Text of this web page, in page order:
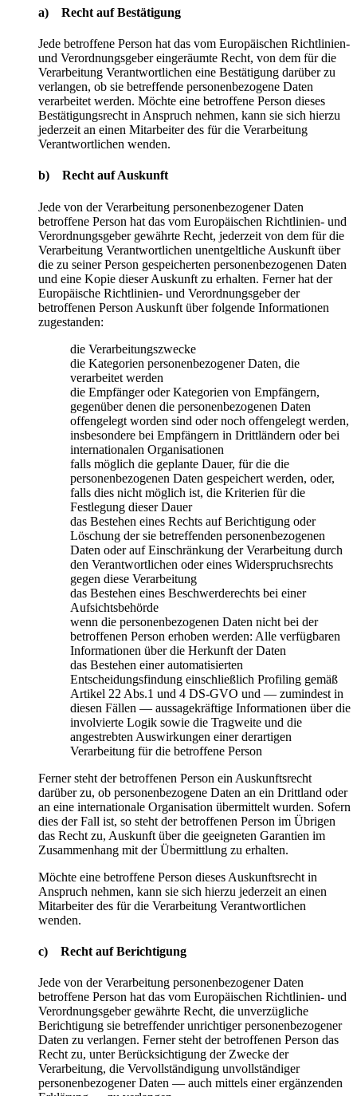
a) Recht auf Bestätigung
Jede betroffene Person hat das vom Europäischen Richtlinien-
und Verordnungsgeber eingeräumte Recht, von dem für die
Verarbeitung Verantwortlichen eine Bestätigung darüber zu
verlangen, ob sie betreffende personenbezogene Daten
verarbeitet werden. Möchte eine betroffene Person dieses
Bestätigungsrecht in Anspruch nehmen, kann sie sich hierzu
jederzeit an einen Mitarbeiter des für die Verarbeitung
Verantwortlichen wenden.
b) Recht auf Auskunft
Jede von der Verarbeitung personenbezogener Daten
betroffene Person hat das vom Europäischen Richtlinien- und
Verordnungsgeber gewährte Recht, jederzeit von dem für die
Verarbeitung Verantwortlichen unentgeltliche Auskunft über
die zu seiner Person gespeicherten personenbezogenen Daten
und eine Kopie dieser Auskunft zu erhalten. Ferner hat der
Europäische Richtlinien- und Verordnungsgeber der
betroffenen Person Auskunft über folgende Informationen
zugestanden:
die Verarbeitungszwecke
die Kategorien personenbezogener Daten, die
verarbeitet werden
die Empfänger oder Kategorien von Empfängern,
gegenüber denen die personenbezogenen Daten
offengelegt worden sind oder noch offengelegt werden,
insbesondere bei Empfängern in Drittländern oder bei
internationalen Organisationen
falls möglich die geplante Dauer, für die die
personenbezogenen Daten gespeichert werden, oder,
falls dies nicht möglich ist, die Kriterien für die
Festlegung dieser Dauer
das Bestehen eines Rechts auf Berichtigung oder
Löschung der sie betreffenden personenbezogenen
Daten oder auf Einschränkung der Verarbeitung durch
den Verantwortlichen oder eines Widerspruchsrechts
gegen diese Verarbeitung
das Bestehen eines Beschwerderechts bei einer
Aufsichtsbehörde
wenn die personenbezogenen Daten nicht bei der
betroffenen Person erhoben werden: Alle verfügbaren
Informationen über die Herkunft der Daten
das Bestehen einer automatisierten
Entscheidungsfindung einschließlich Profiling gemäß
Artikel 22 Abs.1 und 4 DS-GVO und — zumindest in
diesen Fällen — aussagekräftige Informationen über die
involvierte Logik sowie die Tragweite und die
angestrebten Auswirkungen einer derartigen
Verarbeitung für die betroffene Person
Ferner steht der betroffenen Person ein Auskunftsrecht
darüber zu, ob personenbezogene Daten an ein Drittland oder
an eine internationale Organisation übermittelt wurden. Sofern
dies der Fall ist, so steht der betroffenen Person im Übrigen
das Recht zu, Auskunft über die geeigneten Garantien im
Zusammenhang mit der Übermittlung zu erhalten.
Möchte eine betroffene Person dieses Auskunftsrecht in
Anspruch nehmen, kann sie sich hierzu jederzeit an einen
Mitarbeiter des für die Verarbeitung Verantwortlichen
wenden.
c) Recht auf Berichtigung
Jede von der Verarbeitung personenbezogener Daten
betroffene Person hat das vom Europäischen Richtlinien- und
Verordnungsgeber gewährte Recht, die unverzügliche
Berichtigung sie betreffender unrichtiger personenbezogener
Daten zu verlangen. Ferner steht der betroffenen Person das
Recht zu, unter Berücksichtigung der Zwecke der
Verarbeitung, die Vervollständigung unvollständiger
personenbezogener Daten — auch mittels einer ergänzenden